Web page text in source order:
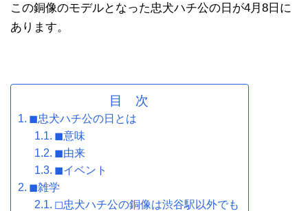
この銅像のモデルとなった忠犬ハチ公の日が4月8日に
あります。
目 次
◼忠犬ハチ公の日とは
◼意味
◼由来
◼イベント
◼雑学
◻忠犬ハチ公の銅像は渋谷駅以外でも